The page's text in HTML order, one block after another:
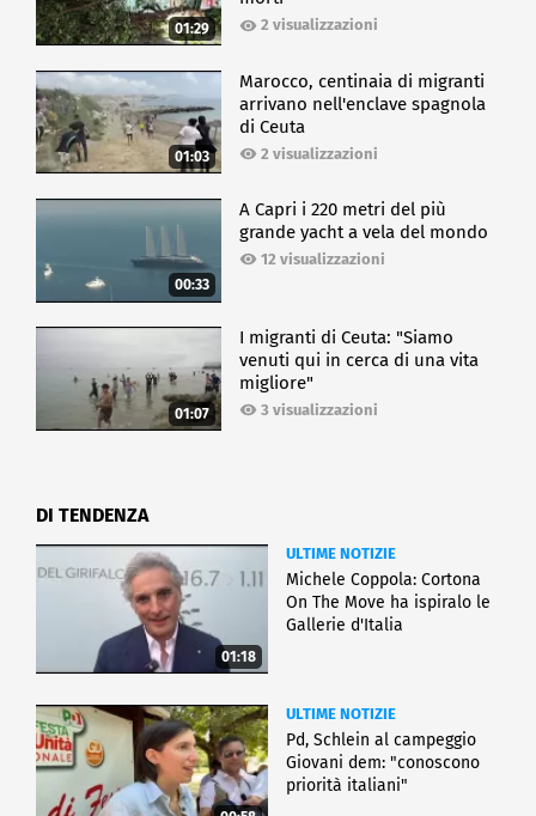
Il Welfare Forum 2025 ha così confermato Milano
come capitale del dibattito sul futuro del lavoro, con
prima di tutto le persone.
CRONACA
01:29 2 visualizzazioni
01:03
Marocco, centinaia di migranti
arrivano nell'enclave spagnola
di Ceuta
2 visualizzazioni
00:33
A Capri i 220 metri del più
grande yacht a vela del mondo
12 visualizzazioni
01:07
I migranti di Ceuta: "Siamo
venuti qui in cerca di una vita
migliore"
3 visualizzazioni
DI TENDENZA
01:18
ULTIME NOTIZIE
Michele Coppola: Cortona
On The Move ha ispiralo le
Gallerie d'Italia
ULTIME NOTIZIE
Pd, Schlein al campeggio
Giovani dem: "conoscono
priorità italiani"